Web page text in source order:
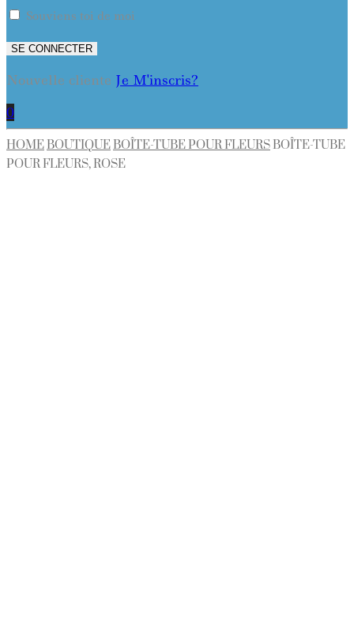
Souviens toi de moi
SE CONNECTER
Nouvelle cliente Je M'inscris?
0
HOME BOUTIQUE BOÎTE-TUBE POUR FLEURS BOÎTE-TUBE
POUR FLEURS, ROSE